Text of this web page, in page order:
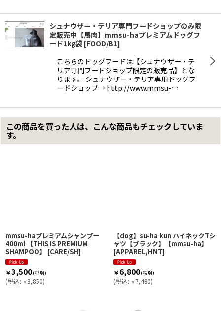
シュナウザー・テリア専門フードショップのみ限
定販売中【馬肉】mmsu-haプレミアムドッグフ
ード1kg袋 [FOOD/B1]
こちらのドッグフードは【シュナウザー・テ
リア専門フードショップ限定の販売品】とな
ります。 シュナウザー・テリア専用ドッグフ
ードショップ→ http://www.mmsu-…
この商品を買った人は、こんな商品もチェックしていま
す。
mmsu-haプレミアムシャンプー
400ml 【THIS IS PREMIUM
SHAMPOO】
[CARE/SH]
￥3,500(税別)
(税込: ￥3,850)
【dog】su-ha kun ハイネックTシ
ャツ【ブラック】【mmsu-ha】
[APPAREL/HNT]
￥6,800(税別)
(税込: ￥7,480)